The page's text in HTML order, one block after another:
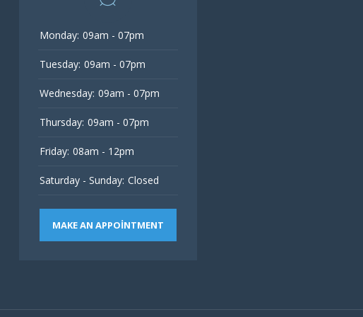
Monday: 09am - 07pm
Tuesday: 09am - 07pm
Wednesday: 09am - 07pm
Thursday: 09am - 07pm
Friday: 08am - 12pm
Saturday - Sunday: Closed
MAKE AN APPOINTMENT